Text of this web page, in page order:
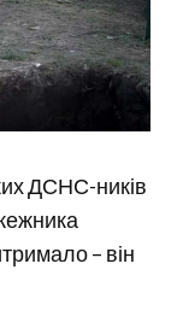
ДСНС-ників
– він